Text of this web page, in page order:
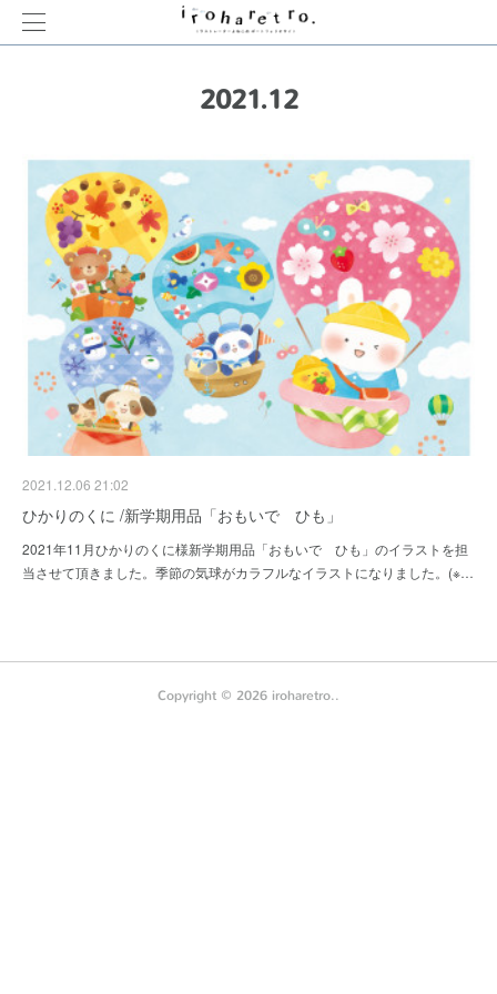
2021.12
2021.12.06 21:02
ひかりのくに /新学期用品「おもいで ひも」
2021年11月ひかりのくに様新学期用品「おもいで ひも」のイラストを担
当させて頂きました。季節の気球がカラフルなイラストになりました。(※…
Copyright © 2026 iroharetro..